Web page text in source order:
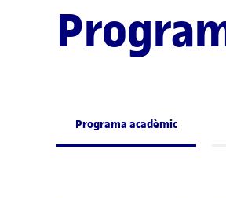
Programa acadèmic